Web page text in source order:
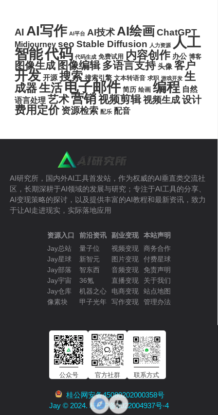
AI AI写作 AI平台 AI技术 AI绘画ChatGPT
Midjourney seo Stable Diffusion 人力资源 人工
智能代码 代码生成 免费试用 内容创作 办公 博客
图像生成 图像编辑 多语言支持 头像 客户
开发 开源 搜索 搜索引擎 文本转语音 求职 游戏开发 生
成器生活电子邮件 简历 绘画 编程 自然
语言处理 艺术营销视频剪辑视频生成设计
费用定价 资源检索 配乐 配音
AI研究所，国内外AI工具首发站，作为权威的AI垂直类交流社
区，长期深耕于AI领域的发展与研究；专注于AI工具的分享、
AI变现策略的探讨，以及提供丰富的AI教程和最新资讯，致力
于让AI走进现实，实际落地应用
资源入口
Jay总站
Jay星球
Jay部落
Jay宇宙
Jay仓库
像素块
前沿资讯
量子位
新智元
智东西
36氪
机器之心
甲子光年
副业变现
视频变现
图片变现
音频变现
直播变现
电商变现
写作变现
本站声明
商务合作
付费星球
免责声明
关于我们
站点地图
管理办法
公众号 官方社群 联系方式
桂公网安备45080202000358号
Jay © 2024. 桂ICP备2022004937号-4